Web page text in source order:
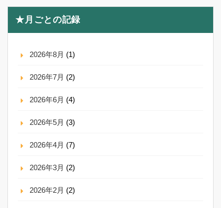
★月ごとの記録
2026年8月 (1)
2026年7月 (2)
2026年6月 (4)
2026年5月 (3)
2026年4月 (7)
2026年3月 (2)
2026年2月 (2)